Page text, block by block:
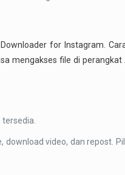
for Instagram.
mengakses file di perangkat
video, dan repost.